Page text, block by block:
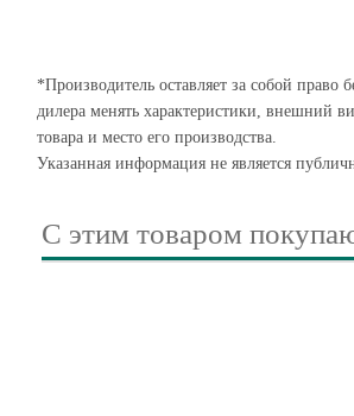
*Производитель оставляет за собой право
дилера менять характеристики, внешний
товара и место его производства.
Указанная информация не является
С этим товаром